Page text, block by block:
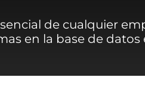
de cualquier
en la base de